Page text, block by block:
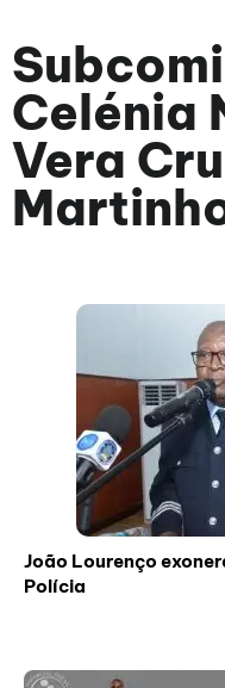
Celénia
Vera
João Lourenço
Polícia